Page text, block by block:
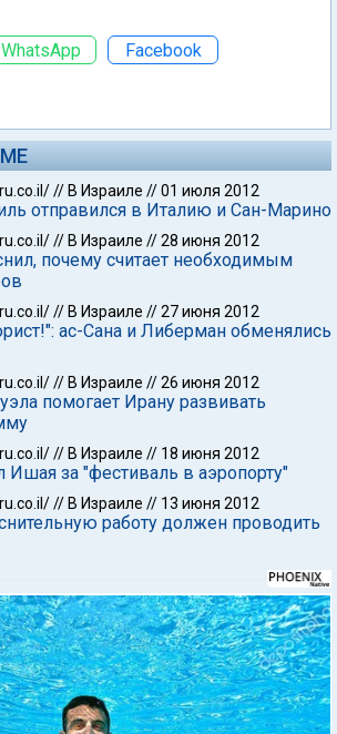
WhatsApp Facebook
// В Израиле //01 июля 2012
отправился в Италию и Сан-Марино
// В Израиле //28 июня 2012
почему считает необходимым
// В Израиле //27 июня 2012
ас-Сана и Либерман обменялись
// В Израиле //26 июня 2012
помогает Ирану развивать
// В Израиле // 18 июня 2012
за "фестиваль в аэропорту"
// В Израиле // 13 июня 2012
работу должен проводить